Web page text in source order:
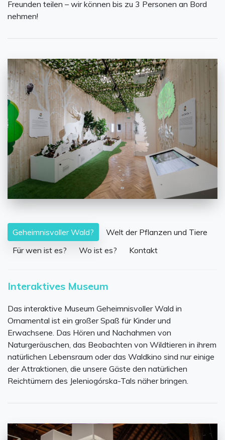
Freunden teilen – wir können bis zu 3 Personen an Bord
nehmen!
Geheimnisvoller Wald?
Welt der Pflanzen und Tiere
Für wen ist es?
Wo ist es? Kontakt
Interaktives Museum
Das interaktive Museum Geheimnisvoller Wald in
Ornamental ist ein großer Spaß für Kinder und
Erwachsene. Das Hören und Nachahmen von
Naturgeräuschen, das Beobachten von Wildtieren in ihrem
natürlichen Lebensraum oder das Waldkino sind nur einige
der Attraktionen, die unsere Gäste den natürlichen
Reichtümern des Jeleniogórska-Tals näher bringen.